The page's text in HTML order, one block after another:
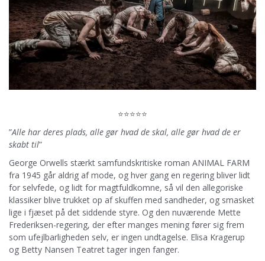
⭐⭐⭐⭐⭐
”Alle har deres plads, alle gør hvad de skal, alle gør hvad de er
skabt til”
George Orwells stærkt samfundskritiske roman ANIMAL FARM
fra 1945 går aldrig af mode, og hver gang en regering bliver lidt
for selvfede, og lidt for magtfuldkomne, så vil den allegoriske
klassiker blive trukket op af skuffen med sandheder, og smasket
lige i fjæset på det siddende styre. Og den nuværende Mette
Frederiksen-regering, der efter manges mening fører sig frem
som ufejlbarligheden selv, er ingen undtagelse. Elisa Kragerup
og Betty Nansen Teatret tager ingen fanger.